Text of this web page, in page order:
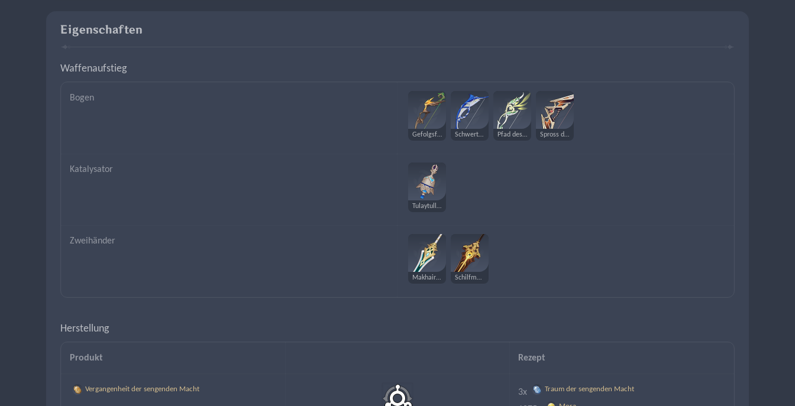
Eigenschaften
Waffenaufstieg
Bogen
Gefolgsfrau des Königs Schwertfischer Pfad des Jägers Spross der flammenden Sonne
Katalysator
Tulaytullahs Erinnerung
Zweihänder
Makhaira-Aquamarin Schilfmeer-Bake
Herstellung
Produkt Rezept
Vergangenheit der sengenden Macht 3x Traum der sengenden Macht